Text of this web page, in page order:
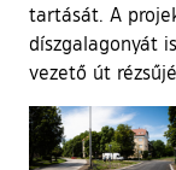
tartását. A
díszgalagonyát
vezető út
Ugrás a galéria